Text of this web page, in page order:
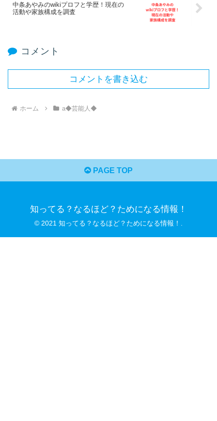
中条あやみのwikiプロフと学歴！現在の
活動や家族構成を調査
コメント
コメントを書き込む
ホーム a◆芸能人◆
PAGE TOP
知ってる？なるほど？ためになる情報！
© 2021 知ってる？なるほど？ためになる情報！.